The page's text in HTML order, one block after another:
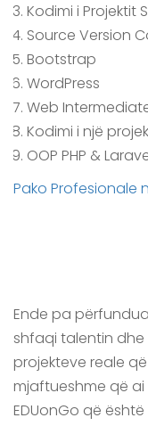
Kodimi i Projektit
Source Version
Bootstrap
WordPress
Web Intermediate
Kodimi i një
OOP PHP &
Pako Profesionale
Ende pa
shfaqi talentin dhe
projekteve reale që
mjaftueshme që
EDUonGo që